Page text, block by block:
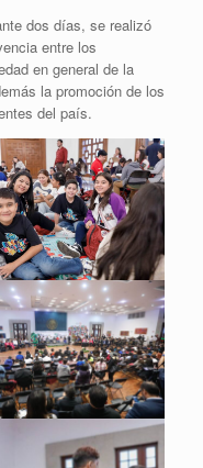
dos días, se realizó
entre los
en general de la
la promoción de los
del país.